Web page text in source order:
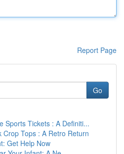
Report Page
Go
Sports Tickets : A Definiti...
Crop Tops : A Retro Return
Get Help Now